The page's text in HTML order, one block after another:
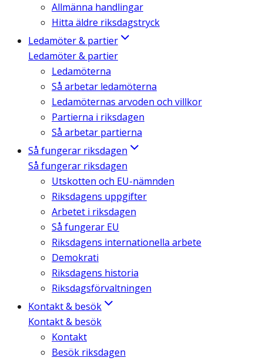
Allmänna handlingar
Hitta äldre riksdagstryck
Ledamöter & partier
Ledamöter & partier
Ledamöterna
Så arbetar ledamöterna
Ledamöternas arvoden och villkor
Partierna i riksdagen
Så arbetar partierna
Så fungerar riksdagen
Så fungerar riksdagen
Utskotten och EU-nämnden
Riksdagens uppgifter
Arbetet i riksdagen
Så fungerar EU
Riksdagens internationella arbete
Demokrati
Riksdagens historia
Riksdagsförvaltningen
Kontakt & besök
Kontakt & besök
Kontakt
Besök riksdagen